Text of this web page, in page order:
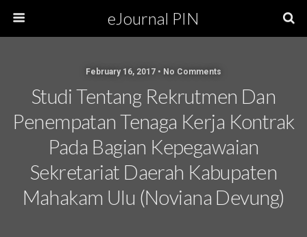
eJournal PIN
February 16, 2017 • No Comments
Studi Tentang Rekrutmen Dan
Penempatan Tenaga Kerja Kontrak
Pada Bagian Kepegawaian
Sekretariat Daerah Kabupaten
Mahakam Ulu (Noviana Devung)